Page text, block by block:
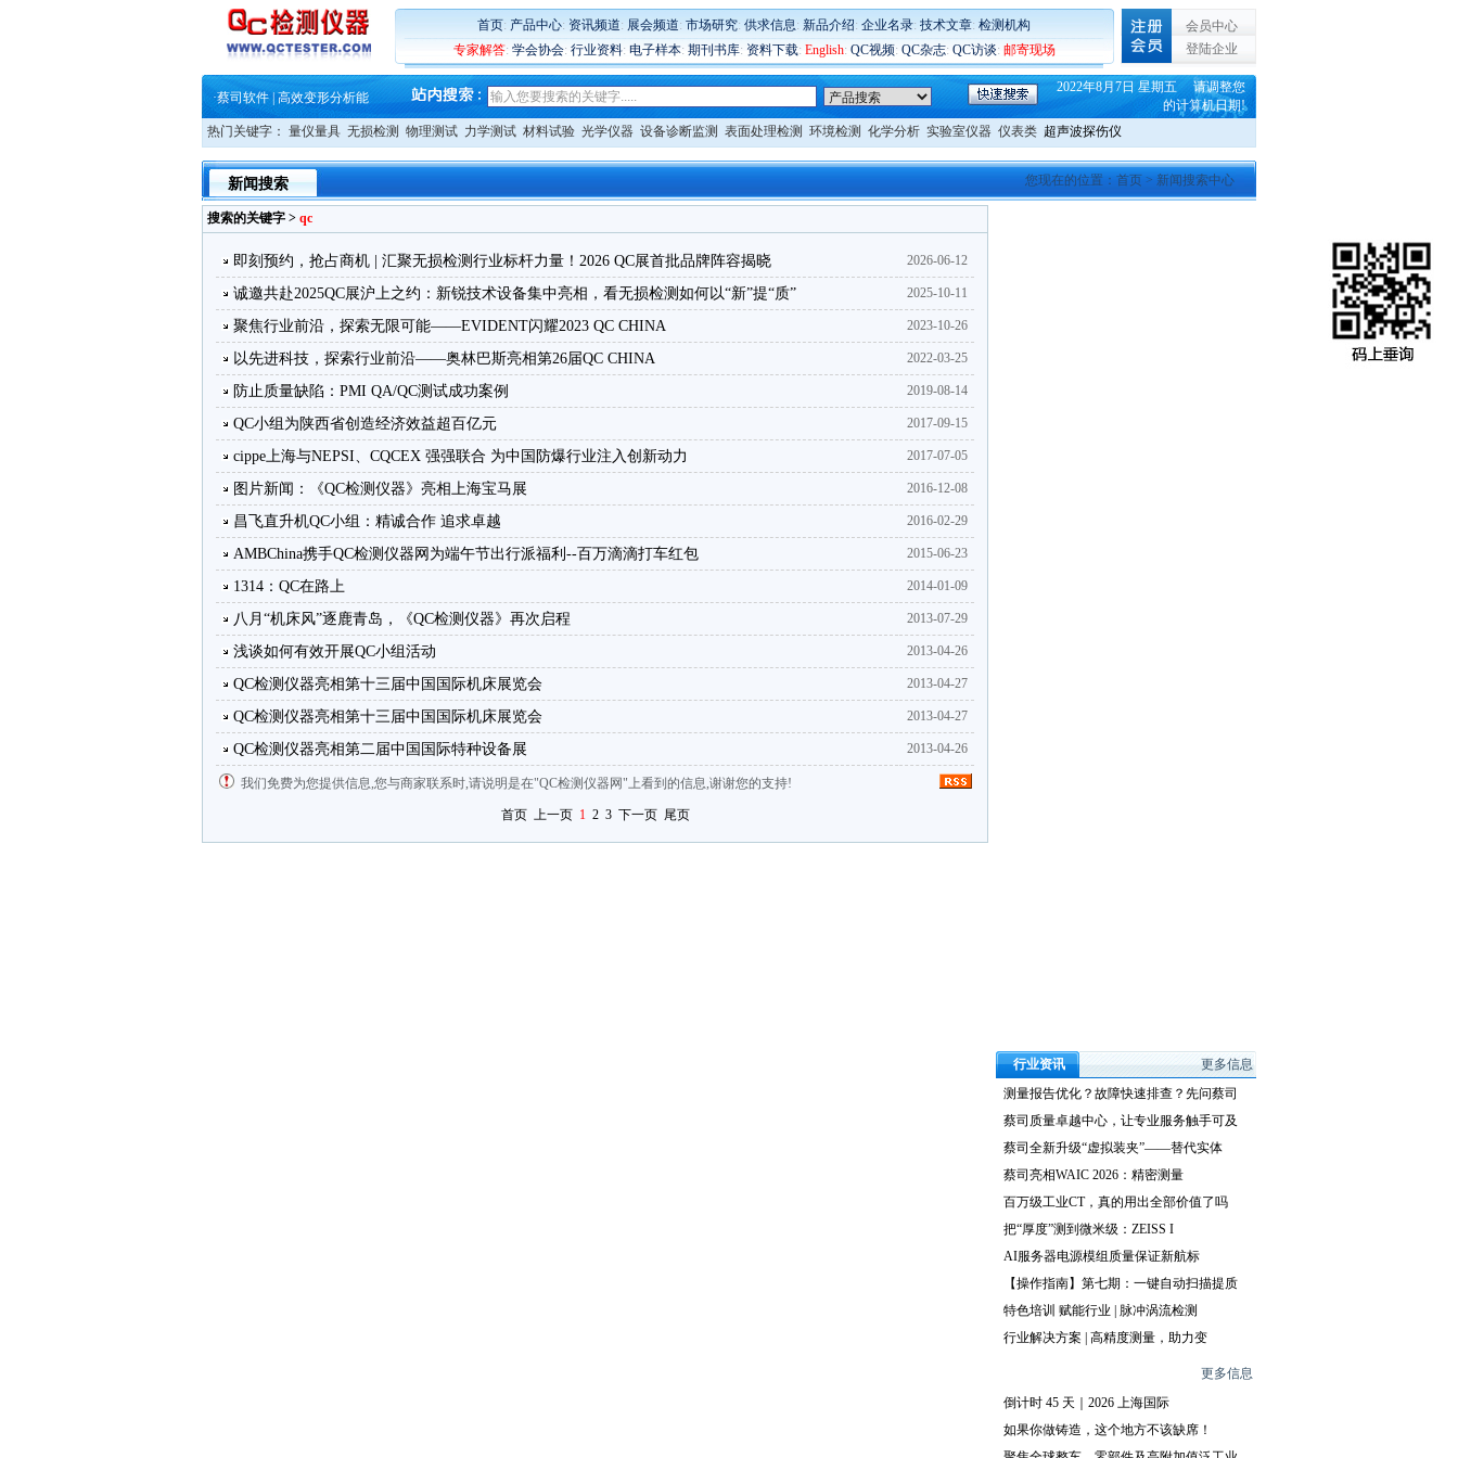
首页: 产品中心: 资讯频道: 展会频道: 市场研究: 供求信息: 新品介绍: 企业名录: 技术文章: 检测机构
专家解答: 学会协会: 行业资料: 电子样本: 期刊书库: 资料下载: English: QC视频: QC杂志: QC访谈: 邮寄现场
会员中心
登陆企业
铸就AI服务器质量动脉 – 高
ZEISS BOSELLO ADR 让内部缺
蔡司和亿纬锂能达成战略合作
·大牌云集 买家升级 ——26
·蔡司软件 | 高效变形分析能
·铸就AI服务器质量动脉 – 高
·铸就AI服务器质量动脉 – 高
蔡司和亿纬锂能达成战略合作
·大牌云集 买家升级 ——26
2022年8月7日 星期五 请调整您
的计算机日期!
热门关键字： 量仪量具 无损检测 物理测试 力学测试 材料试验 光学仪器 设备诊断监测 表面处理检测 环境检测 化学分析 实验室仪器 仪表类 超声波探伤仪
新闻搜索 您现在的位置： 首页 > 新闻搜索中心
搜索的关键字 > qc
即刻预约，抢占商机 | 汇聚无损检测行业标杆力量！2026 QC展首批品牌阵容揭晓 2026-06-12
诚邀共赴2025QC展沪上之约：新锐技术设备集中亮相，看无损检测如何以“新”提“质” 2025-10-11
聚焦行业前沿，探索无限可能——EVIDENT闪耀2023 QC CHINA 2023-10-26
以先进科技，探索行业前沿——奥林巴斯亮相第26届QC CHINA 2022-03-25
防止质量缺陷：PMI QA/QC测试成功案例 2019-08-14
QC小组为陕西省创造经济效益超百亿元 2017-09-15
cippe上海与NEPSI、CQCEX 强强联合 为中国防爆行业注入创新动力 2017-07-05
图片新闻：《QC检测仪器》亮相上海宝马展 2016-12-08
昌飞直升机QC小组：精诚合作 追求卓越 2016-02-29
AMBChina携手QC检测仪器网为端午节出行派福利--百万滴滴打车红包 2015-06-23
1314：QC在路上 2014-01-09
八月“机床风”逐鹿青岛，《QC检测仪器》再次启程 2013-07-29
浅谈如何有效开展QC小组活动 2013-04-26
QC检测仪器亮相第十三届中国国际机床展览会 2013-04-27
QC检测仪器亮相第十三届中国国际机床展览会 2013-04-27
QC检测仪器亮相第二届中国国际特种设备展 2013-04-26
我们免费为您提供信息,您与商家联系时,请说明是在"QC检测仪器网"上看到的信息,谢谢您的支持!
首页 上一页1 2 3 下一页 尾页
行业资讯
更多信息
测量报告优化？故障快速排查？先问蔡司
蔡司质量卓越中心，让专业服务触手可及
蔡司全新升级“虚拟装夹”——替代实体
蔡司亮相WAIC 2026：精密测量
百万级工业CT，真的用出全部价值了吗
把“厚度”测到微米级：ZEISS I
AI服务器电源模组质量保证新航标
【操作指南】第七期：一键自动扫描提质
特色培训 赋能行业 | 脉冲涡流检测
行业解决方案 | 高精度测量，助力变
更多信息
倒计时 45 天｜2026 上海国际
如果你做铸造，这个地方不该缺席！